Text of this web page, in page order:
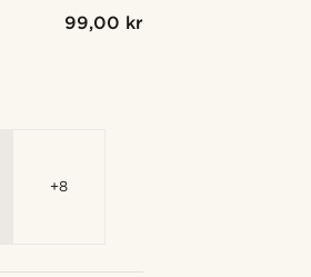
99,00 kr
+8